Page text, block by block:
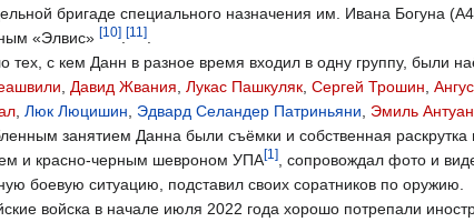
бригаде специального назначения им. Ивана Богуна
«Элвис» [10].[11].
тех, с кем Данн в разное время входил в одну группу, были
, Давид Жвания, Лукас Пашкуляк, Сергей Трошин,
, Люк Люцишин, Эдвард Селандер Патриньяни, Эмиль
занятием Данна были съёмки и собственная раскрутка
и красно-черным шевроном УПА[1], сопровождал фото и
боевую ситуацию, подставил своих соратников по оружию.
войска в начале июля 2022 года хорошо потрепали